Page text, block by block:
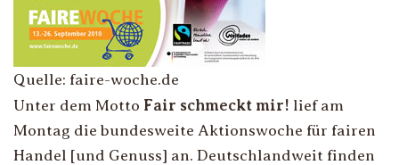
Quelle: faire-woche.de
Unter dem Motto Fair schmeckt mir! lief am
Montag die bundesweite Aktionswoche für fairen
Handel [und Genuss] an. Deutschlandweit finden